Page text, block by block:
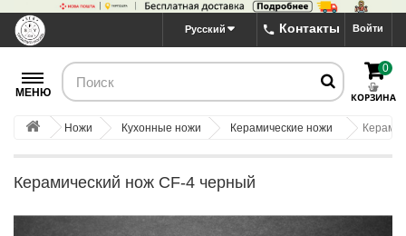
Войти
Контакты
Русский
КОРЗИНА
0
МЕНЮ
Ножи Кухонные ножи Керамические ножи
Керамический нож СF-4 черный